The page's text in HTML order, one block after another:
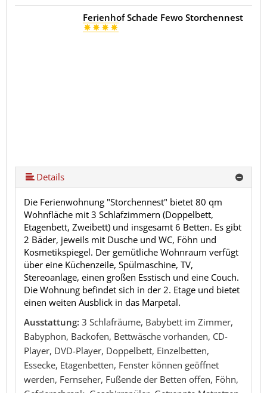
Ferienhof Schade Fewo Storchennest
Details
Die Ferienwohnung "Storchennest" bietet 80 qm
Wohnfläche mit 3 Schlafzimmern (Doppelbett,
Etagenbett, Zweibett) und insgesamt 6 Betten. Es gibt
2 Bäder, jeweils mit Dusche und WC, Föhn und
Kosmetikspiegel. Der gemütliche Wohnraum verfügt
über eine Küchenzeile, Spülmaschine, TV,
Stereoanlage, einen großen Esstisch und eine Couch.
Die Wohnung befindet sich in der 2. Etage und bietet
einen weiten Ausblick in das Marpetal.
Ausstattung: 3 Schlafräume, Babybett im Zimmer,
Babyphon, Backofen, Bettwäsche vorhanden, CD-
Player, DVD-Player, Doppelbett, Einzelbetten,
Essecke, Etagenbetten, Fenster können geöffnet
werden, Fernseher, Fußende der Betten offen, Föhn,